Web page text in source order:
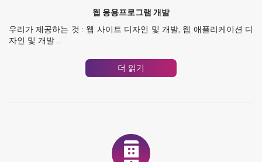
웹 응용프로그램 개발
우리가 제공하는 것 : 웹 사이트 디자인 및 개발, 웹 애플리케이션 디
자인 및 개발 ...
더 읽기